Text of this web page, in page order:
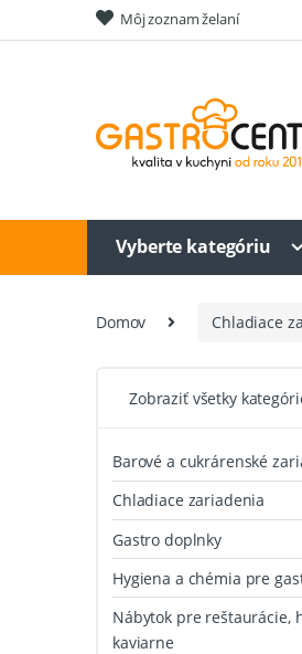
to
to
Môj zoznam želaní
Vyberte kategóriu
Domov Chladiace
Zobraziť všetky
Barové a cukrárenské
Chladiace zariadenia
Gastro doplnky
Hygiena a chémia pre
Nábytok pre reštaurácie,
kaviarne